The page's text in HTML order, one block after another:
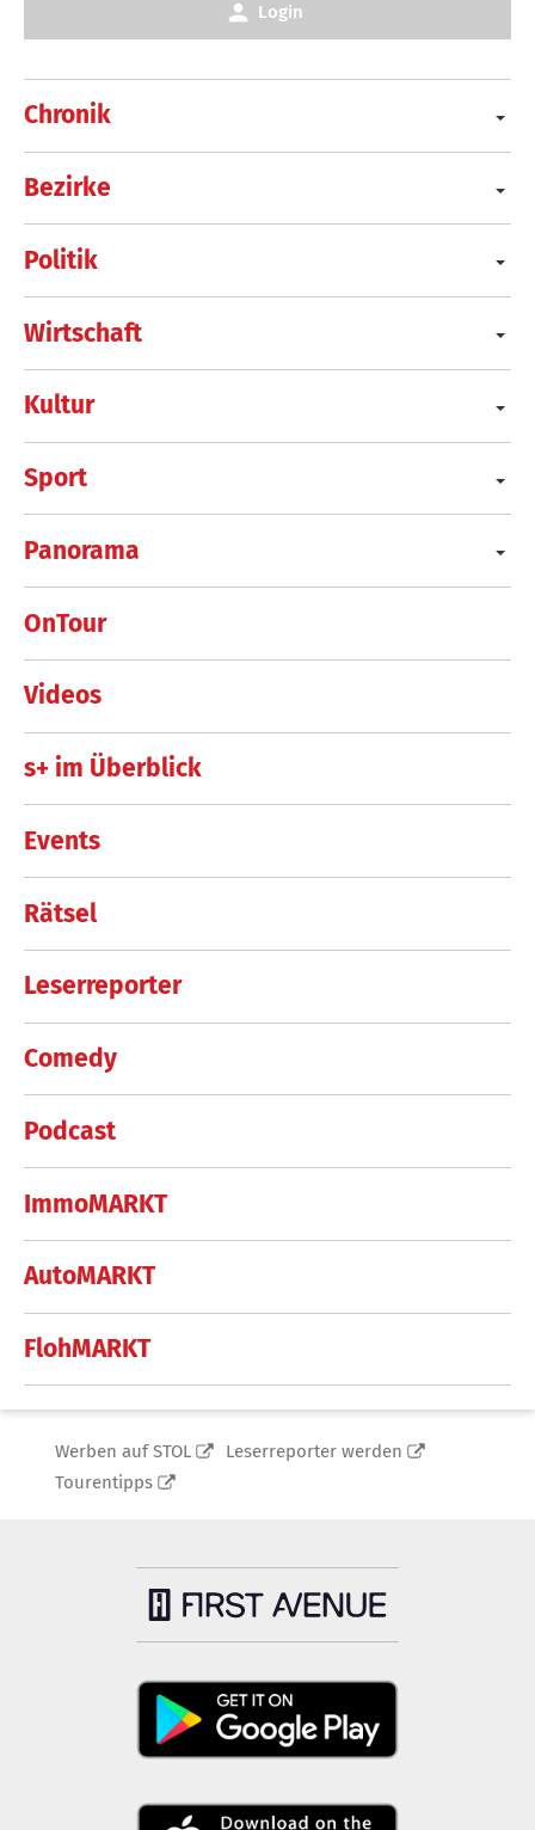
Chronik
Bezirke
Politik
Wirtschaft
Kultur
Sport
Panorama
OnTour
Videos
s+ im Überblick
Events
Rätsel
Leserreporter
Comedy
Podcast
ImmoMARKT
AutoMARKT
FlohMARKT
Login
Werben auf STOL
Leserreporter werden
Tourentipps